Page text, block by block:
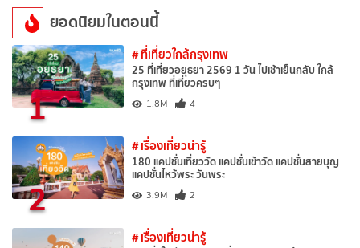
ยอดนิยมในตอนนี้
1
# ที่เที่ยวใกล้กรุงเทพ
25 ที่เที่ยวอยุธยา 2569 1 วัน ไปเช้าเย็นกลับ ใกล้
กรุงเทพ ที่เที่ยวครบๆ
1.8M 4
2
# เรื่องเที่ยวน่ารู้
180 แคปชั่นเที่ยววัด แคปชั่นเข้าวัด แคปชั่นสายบุญ
แคปชั่นไหว้พระ วันพระ
3.9M 2
# เรื่องเที่ยวน่ารู้